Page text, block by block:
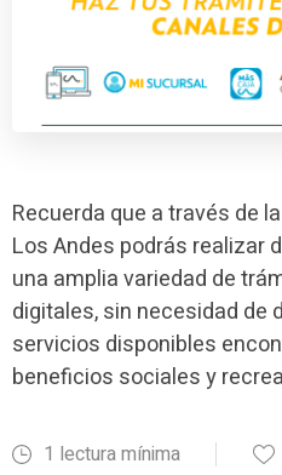
Recuerda que a través de
Los Andes podrás realizar
una amplia variedad de
digitales, sin necesidad
servicios disponibles
beneficios sociales y
1 lectura mínima